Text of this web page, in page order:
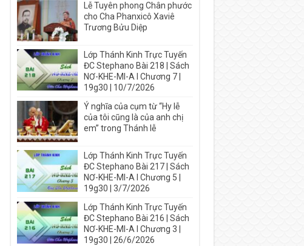
Lễ Tuyên phong Chân phước
cho Cha Phanxicô Xaviê
Trương Bửu Diệp
Lớp Thánh Kinh Trực Tuyến
ĐC Stephano Bài 218 | Sách
NƠ-KHE-MI-A I Chương 7 |
19g30 | 10/7/2026
Ý nghĩa của cụm từ “Hy lễ
của tôi cũng là của anh chị
em” trong Thánh lễ
Lớp Thánh Kinh Trực Tuyến
ĐC Stephano Bài 217 | Sách
NƠ-KHE-MI-A I Chương 5 |
19g30 | 3/7/2026
Lớp Thánh Kinh Trực Tuyến
ĐC Stephano Bài 216 | Sách
NƠ-KHE-MI-A I Chương 3 |
19g30 | 26/6/2026